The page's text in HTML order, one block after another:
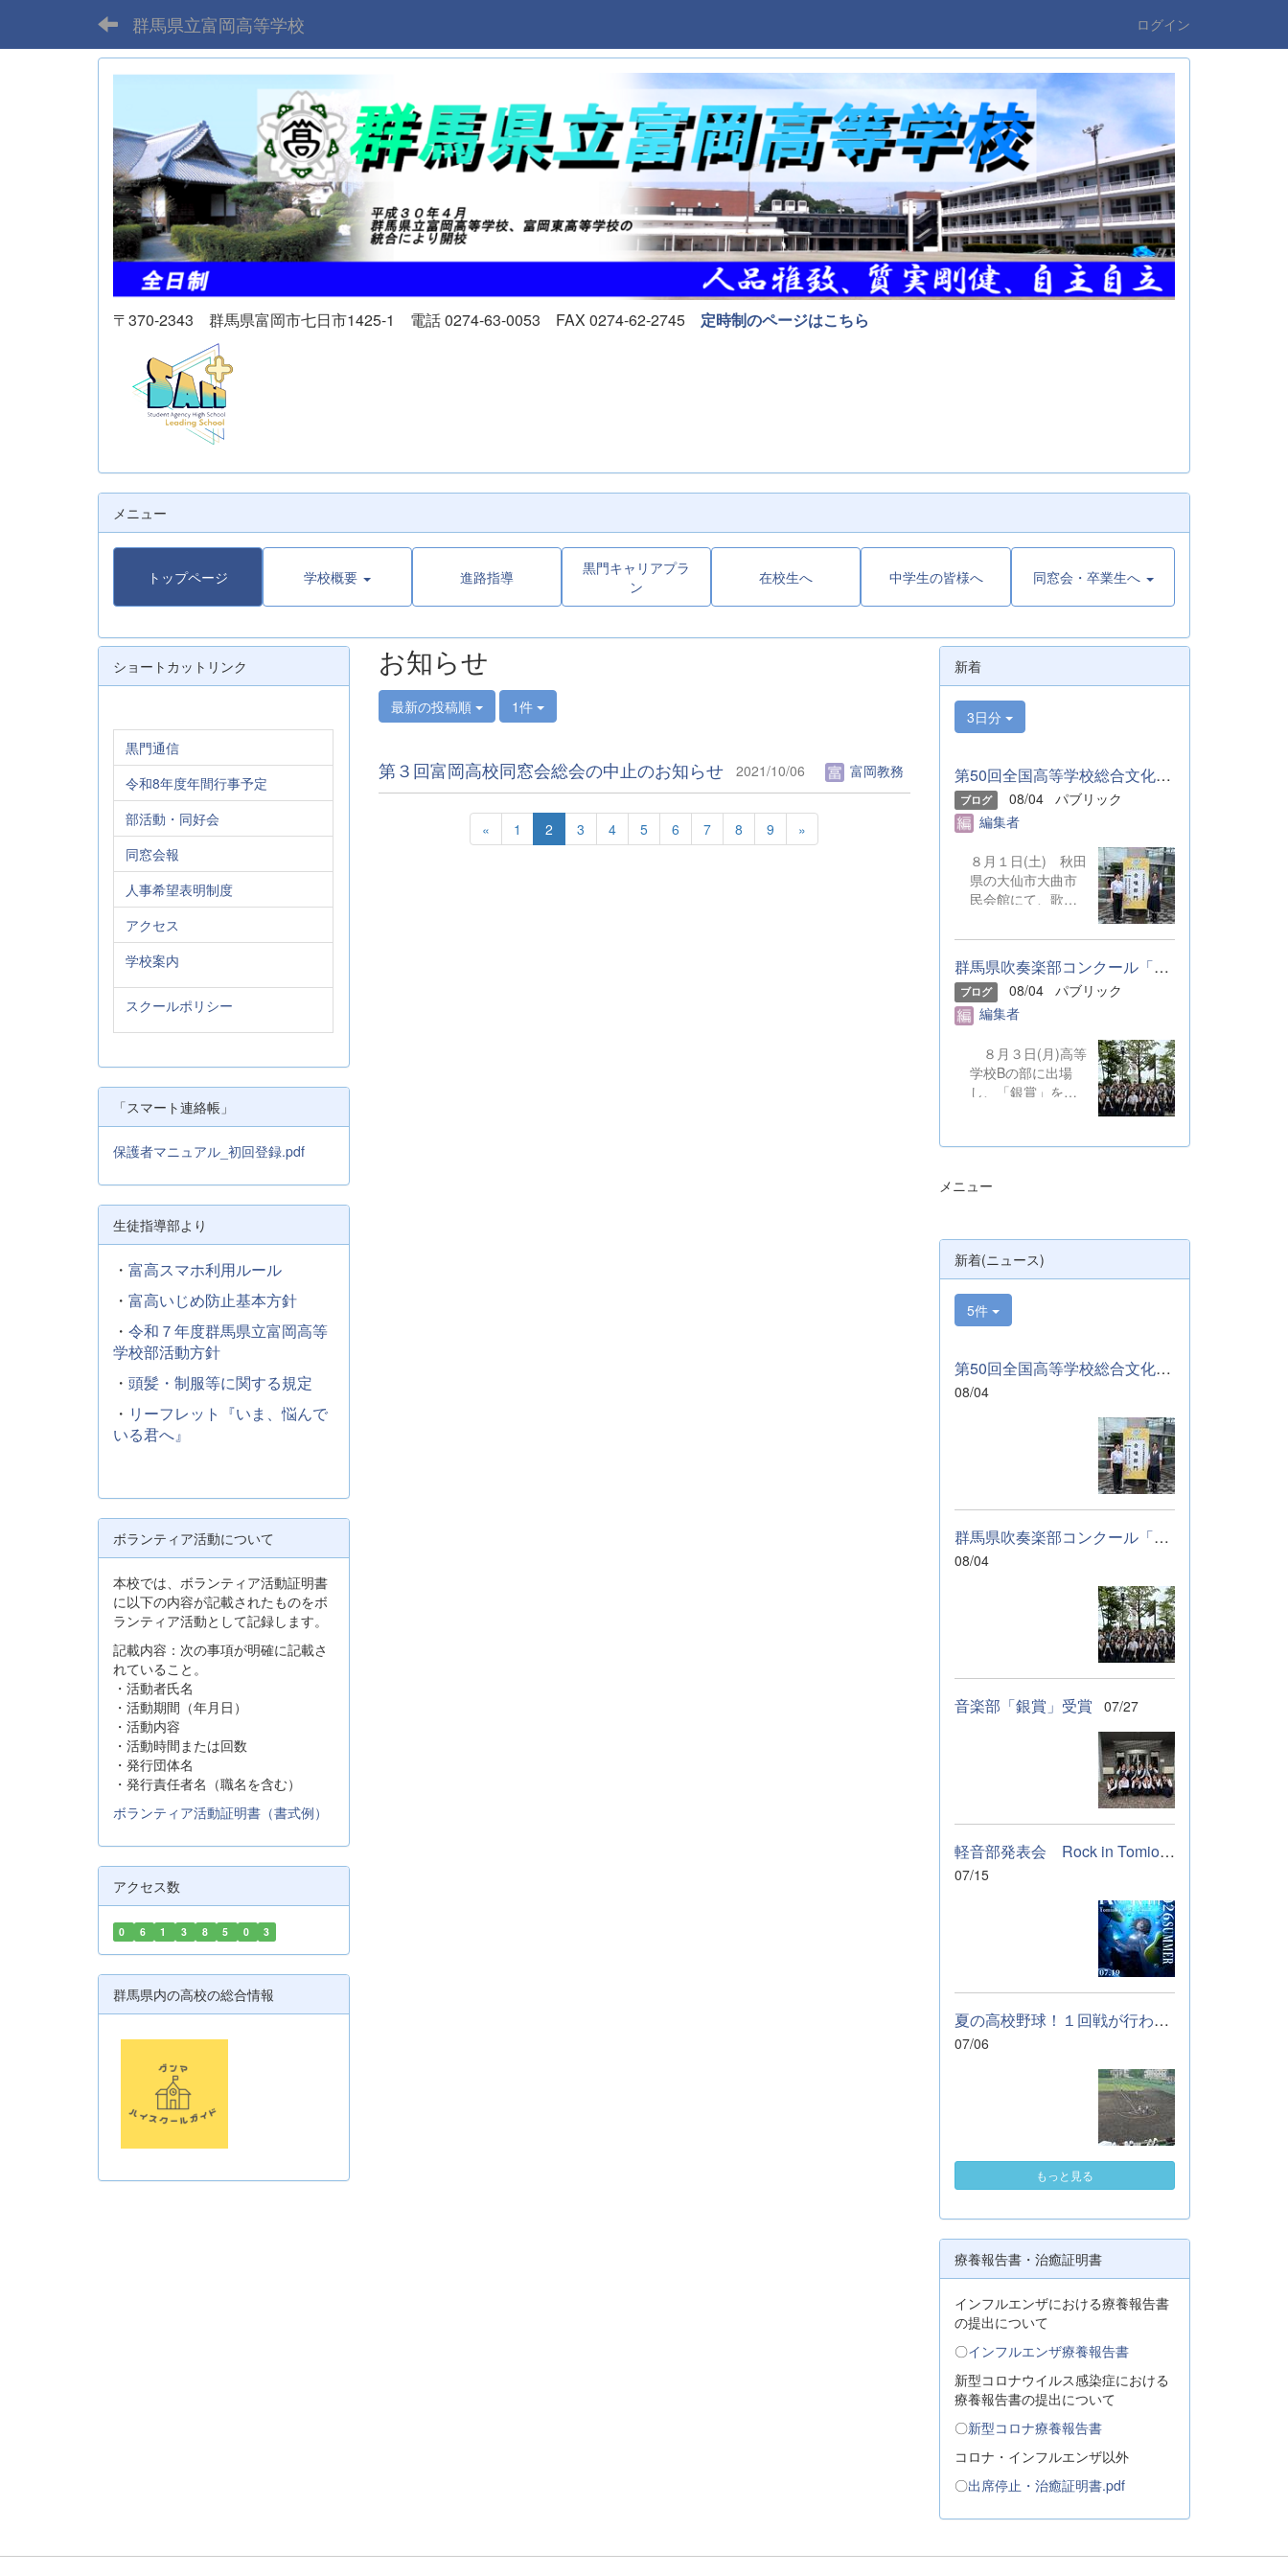
群馬県立富岡高等学校 ログイン
〒370-2343 群馬県富岡市七日市1425-1 電話 0274-63-0053 FAX 0274-62-2745 定時制のページはこちら
メニュー
トップページ 学校概要 進路指導
黒門キャリアプラ
ン
在校生へ 中学生の皆様へ 同窓会・卒業生へ
お知らせ
最新の投稿順 1件
第３回富岡高校同窓会総会の中止のお知らせ 2021/10/06 富岡教務
« 1 2 3 4 5 6 7 8 9 »
ショートカットリンク
黒門通信
令和8年度年間行事予定
部活動・同好会
同窓会報
人事希望表明制度
アクセス
学校案内
スクールポリシー
「スマート連絡帳」
保護者マニュアル_初回登録.pdf
生徒指導部より
・ 富高スマホ利用ルール
・ 富高いじめ防止基本方針
・ 令和７年度群馬県立富岡高等
学校部活動方針
・ 頭髪・制服等に関する規定
・ リーフレット『いま、悩んで
いる君へ』
ボランティア活動について
本校では、ボランティア活動証明書
に以下の内容が記載されたものをボ
ランティア活動として記録します。
記載内容：次の事項が明確に記載さ
れていること。
・活動者氏名
・活動期間（年月日）
・活動内容
・活動時間または回数
・発行団体名
・発行責任者名（職名を含む）
ボランティア活動証明書（書式例）
アクセス数
0 6 1 3 8 5 0 3
群馬県内の高校の総合情報
新着
3日分
第50回全国高等学校総合文化祭「音楽部」のご報告
ブログ 08/04
パブリック
編集者
８月１日(土) 秋田
県の大仙市大曲市
民会館にて、歌声
本校からは音楽部
の代表２名が、群
馬県合同合唱団の
一員として参加し
ました。 &nbsp;
群馬県吹奏楽部コンクール「銀賞」受賞しました
ブログ 08/04
パブリック
編集者
８月３日(月)高等
学校Bの部に出場
し、「銀賞」を受
OGのご支援のも
してきました。ご
ざいました。 明
日から本校吹奏楽
部は、ソロやアン
サンブルのコンテ
ストに向けて始動
き、応援をよろし
くお願いいたしま
す。 &nbsp; &nbsp;
メニュー
新着(ニュース)
5件
第50回全国高等学校総合文化祭「音楽部」のご報告
08/04
群馬県吹奏楽部コンクール「銀賞」受賞しました
08/04
音楽部「銀賞」受賞 07/27
軽音部発表会 Rock in Tomioka High school 開催します
07/15
夏の高校野球！１回戦が行われました。
07/06
もっと見る
療養報告書・治癒証明書
インフルエンザにおける療養報告書
の提出について
〇インフルエンザ療養報告書
新型コロナウイルス感染症における
療養報告書の提出について
〇新型コロナ療養報告書
コロナ・インフルエンザ以外
〇出席停止・治癒証明書.pdf